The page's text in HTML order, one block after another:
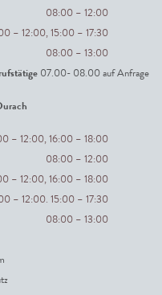
08:00 – 12:00
– 12:00, 15:00 – 17:30
08:00 – 13:00
07.00- 08.00 auf Anfrage
– 12:00, 16:00 – 18:00
08:00 – 12:00
– 12:00, 16:00 – 18:00
– 12:00. 15:00 – 17:30
08:00 – 13:00